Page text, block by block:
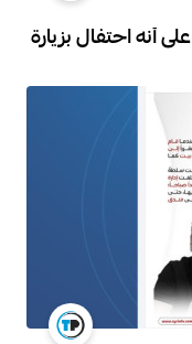
أنه احتفال بزيارة